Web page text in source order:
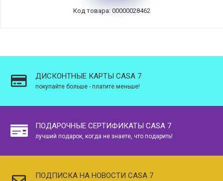
Код товара: 00000028462
ДИСКОНТНЫЕ КАРТЫ CASA 7
покупайте больше - платите меньше!
ПОДАРОЧНЫЕ СЕРТИФИКАТЫ CASA 7
лучший подарок, когда не знаете, что подарить!
ПОДПИСКА НА НОВОСТИ CASA 7